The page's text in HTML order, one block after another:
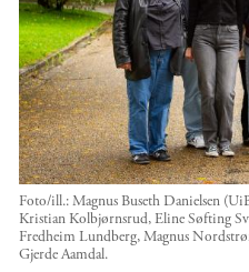
Foto/ill.:Magnus Buseth Danielsen
Kristian Kolbjørnsrud, Eline Søfting
Fredheim Lundberg, Magnus
Gjerde Aamdal.